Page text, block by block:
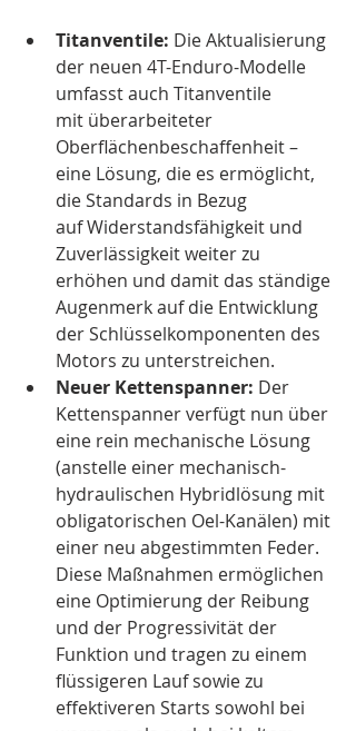
Titanventile: Die Aktualisierung
der neuen 4T-Enduro-Modelle
umfasst auch Titanventile
mit überarbeiteter
Oberflächenbeschaffenheit –
eine Lösung, die es ermöglicht,
die Standards in Bezug
auf Widerstandsfähigkeit und
Zuverlässigkeit weiter zu
erhöhen und damit das ständige
Augenmerk auf die Entwicklung
der Schlüsselkomponenten des
Motors zu unterstreichen.
Neuer Kettenspanner: Der
Kettenspanner verfügt nun über
eine rein mechanische Lösung
(anstelle einer mechanisch-
hydraulischen Hybridlösung mit
obligatorischen Oel-Kanälen) mit
einer neu abgestimmten Feder.
Diese Maßnahmen ermöglichen
eine Optimierung der Reibung
und der Progressivität der
Funktion und tragen zu einem
flüssigeren Lauf sowie zu
effektiveren Starts sowohl bei